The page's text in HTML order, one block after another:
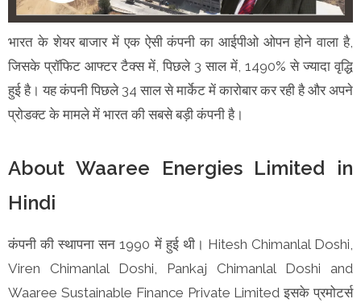
भारत के शेयर बाजार में एक ऐसी कंपनी का आईपीओ ओपन होने वाला है,
जिसके प्रॉफिट आफ्टर टैक्स में, पिछले 3 साल में, 1490% से ज्यादा वृद्धि
हुई है। यह कंपनी पिछले 34 साल से मार्केट में कारोबार कर रही है और अपने
प्रोडक्ट के मामले में भारत की सबसे बड़ी कंपनी है।
About Waaree Energies Limited in
Hindi
कंपनी की स्थापना सन 1990 में हुई थी। Hitesh Chimanlal Doshi,
Viren Chimanlal Doshi, Pankaj Chimanlal Doshi and
Waaree Sustainable Finance Private Limited इसके प्रमोटर्स